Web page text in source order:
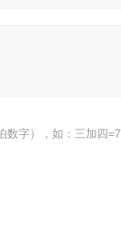
数字），如：三加四=7